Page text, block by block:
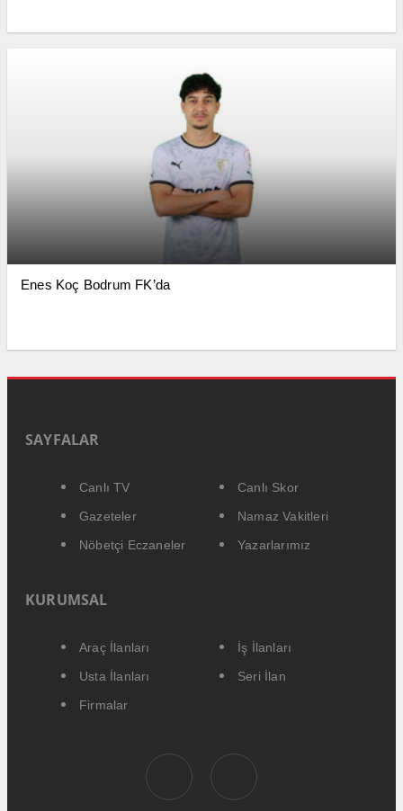
Enes Koç Bodrum FK’da
SAYFALAR
Canlı TV
Canlı Skor
Gazeteler
Namaz Vakitleri
Nöbetçi Eczaneler
Yazarlarımız
KURUMSAL
Araç İlanları
İş İlanları
Usta İlanları
Seri İlan
Firmalar